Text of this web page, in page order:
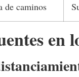
de caminos
en